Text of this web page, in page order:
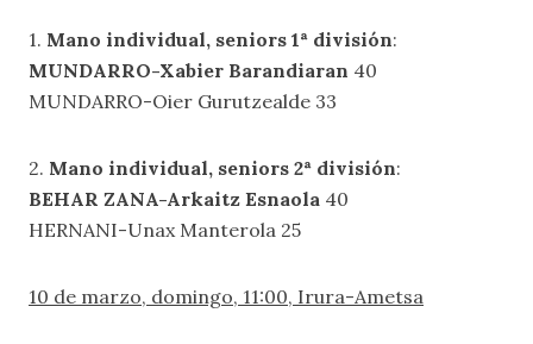
1. Mano individual, seniors 1ª división:
MUNDARRO-Xabier Barandiaran 40
MUNDARRO-Oier Gurutzealde 33
2. Mano individual, seniors 2ª división:
BEHAR ZANA-Arkaitz Esnaola 40
HERNANI-Unax Manterola 25
10 de marzo, domingo, 11:00, Irura-Ametsa